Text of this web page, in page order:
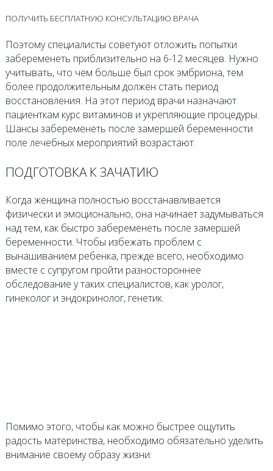
ПОЛУЧИТЬ БЕСПЛАТНУЮ КОНСУЛЬТАЦИЮ ВРАЧА
Поэтому специалисты советуют отложить попытки
забеременеть приблизительно на 6-12 месяцев. Нужно
учитывать, что чем больше был срок эмбриона, тем
более продолжительным должен стать период
восстановления. На этот период врачи назначают
пациенткам курс витаминов и укрепляющие процедуры.
Шансы забеременеть после замершей беременности
поле лечебных мероприятий возрастают.
ПОДГОТОВКА К ЗАЧАТИЮ
Когда женщина полностью восстанавливается
физически и эмоционально, она начинает задумываться
над тем, как быстро забеременеть после замершей
беременности. Чтобы избежать проблем с
вынашиванием ребенка, прежде всего, необходимо
вместе с супругом пройти разностороннее
обследование у таких специалистов, как уролог,
гинеколог и эндокринолог, генетик.
Помимо этого, чтобы как можно быстрее ощутить
радость материнства, необходимо обязательно уделить
внимание своему образу жизни: